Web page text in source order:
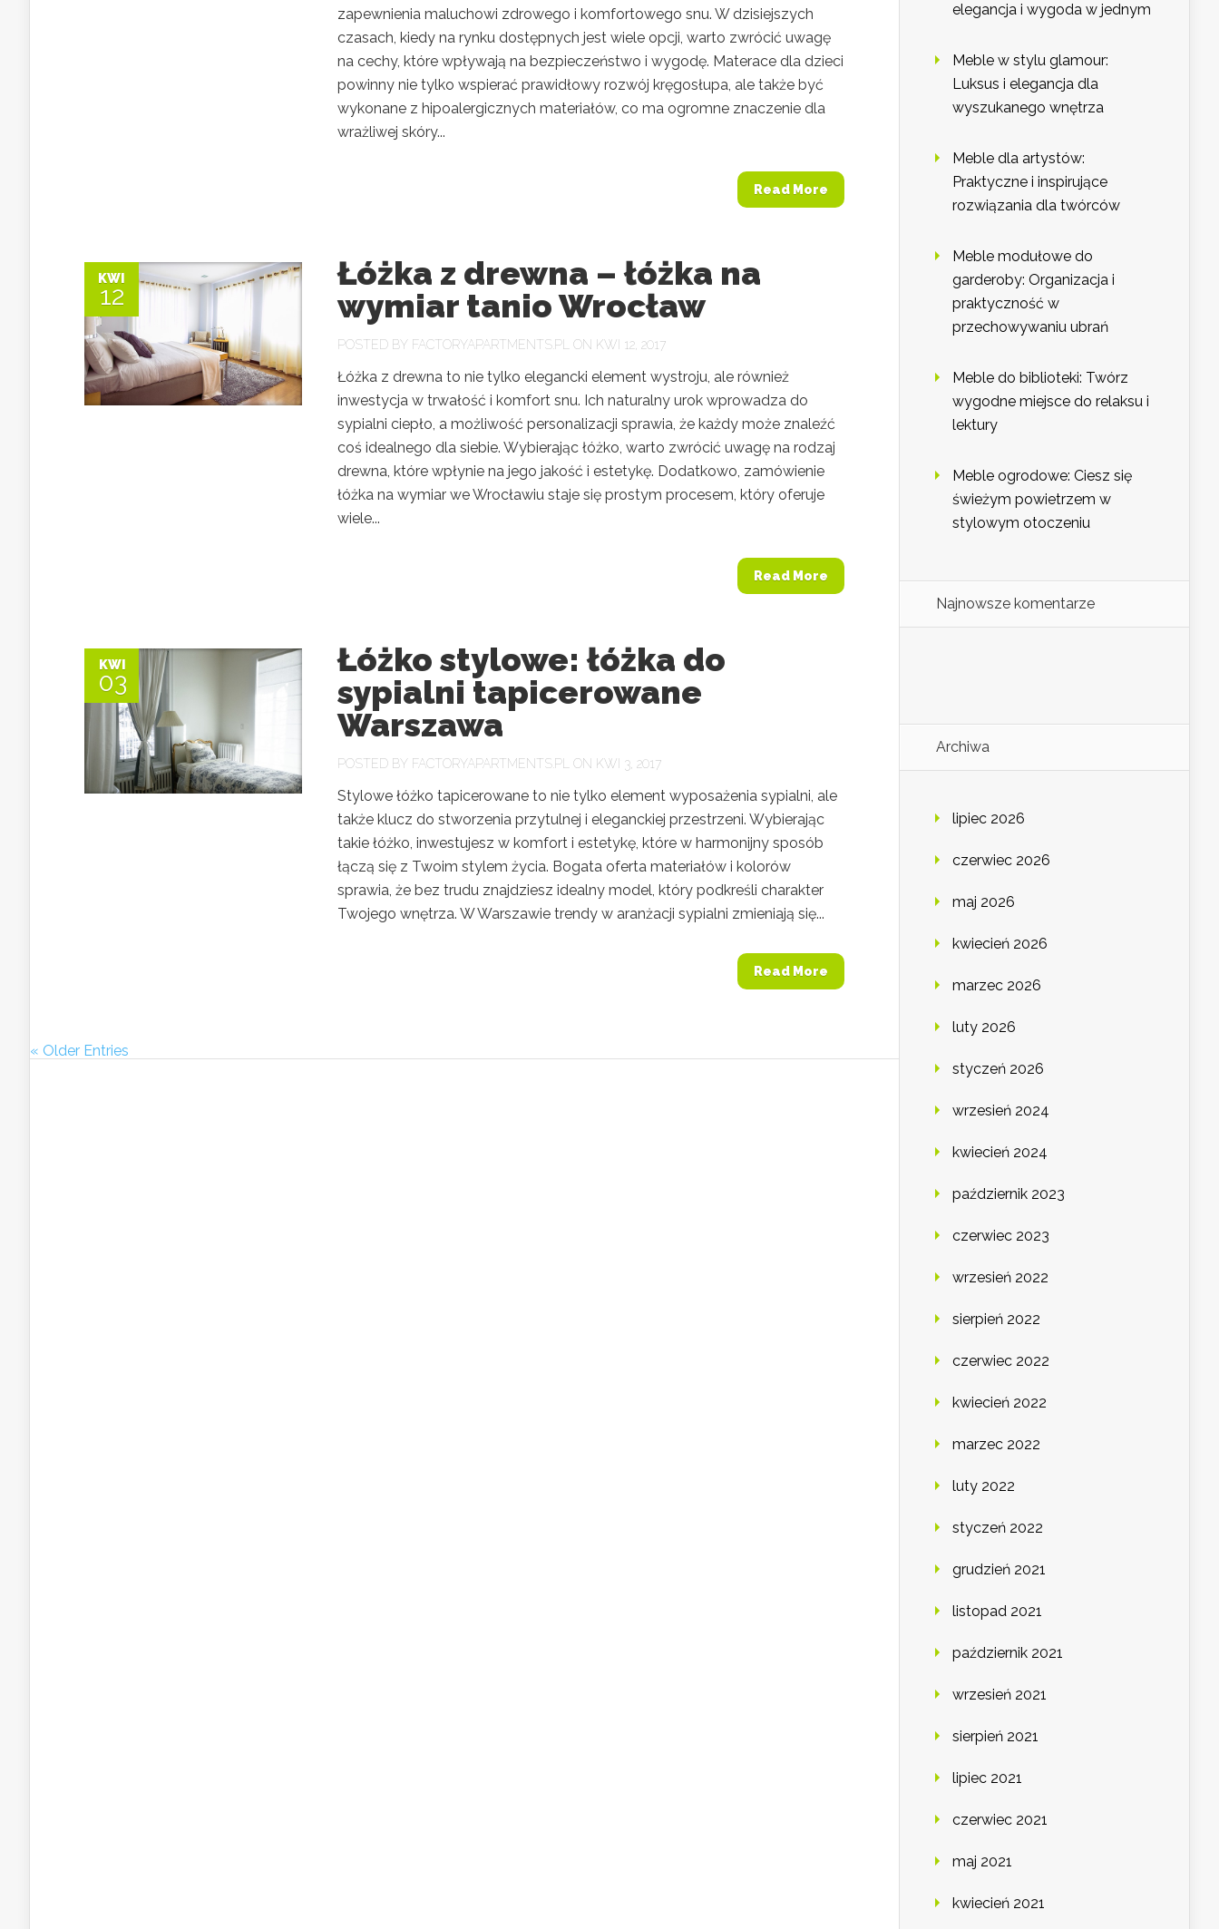
zapewnienia maluchowi zdrowego i komfortowego snu. W dzisiejszych
czasach, kiedy na rynku dostępnych jest wiele opcji, warto zwrócić uwagę
na cechy, które wpływają na bezpieczeństwo i wygodę. Materace dla dzieci
powinny nie tylko wspierać prawidłowy rozwój kręgosłupa, ale także być
wykonane z hipoalergicznych materiałów, co ma ogromne znaczenie dla
wrażliwej skóry...
Read More
KWI
12
Łóżka z drewna – łóżka na
wymiar tanio Wrocław
POSTED BY FACTORYAPARTMENTS.PL ON KWI 12, 2017
Łóżka z drewna to nie tylko elegancki element wystroju, ale również
inwestycja w trwałość i komfort snu. Ich naturalny urok wprowadza do
sypialni ciepło, a możliwość personalizacji sprawia, że każdy może znaleźć
coś idealnego dla siebie. Wybierając łóżko, warto zwrócić uwagę na rodzaj
drewna, które wpłynie na jego jakość i estetykę. Dodatkowo, zamówienie
łóżka na wymiar we Wrocławiu staje się prostym procesem, który oferuje
wiele...
Read More
KWI
03
Łóżko stylowe: łóżka do
sypialni tapicerowane
Warszawa
POSTED BY FACTORYAPARTMENTS.PL ON KWI 3, 2017
Stylowe łóżko tapicerowane to nie tylko element wyposażenia sypialni, ale
także klucz do stworzenia przytulnej i eleganckiej przestrzeni. Wybierając
takie łóżko, inwestujesz w komfort i estetykę, które w harmonijny sposób
łączą się z Twoim stylem życia. Bogata oferta materiałów i kolorów
sprawia, że bez trudu znajdziesz idealny model, który podkreśli charakter
Twojego wnętrza. W Warszawie trendy w aranżacji sypialni zmieniają się...
Read More
« Older Entries
elegancja i wygoda w jednym
Meble w stylu glamour:
Luksus i elegancja dla
wyszukanego wnętrza
Meble dla artystów:
Praktyczne i inspirujące
rozwiązania dla twórców
Meble modułowe do
garderoby: Organizacja i
praktyczność w
przechowywaniu ubrań
Meble do biblioteki: Twórz
wygodne miejsce do relaksu i
lektury
Meble ogrodowe: Ciesz się
świeżym powietrzem w
stylowym otoczeniu
Najnowsze komentarze
Archiwa
lipiec 2026
czerwiec 2026
maj 2026
kwiecień 2026
marzec 2026
luty 2026
styczeń 2026
wrzesień 2024
kwiecień 2024
październik 2023
czerwiec 2023
wrzesień 2022
sierpień 2022
czerwiec 2022
kwiecień 2022
marzec 2022
luty 2022
styczeń 2022
grudzień 2021
listopad 2021
październik 2021
wrzesień 2021
sierpień 2021
lipiec 2021
czerwiec 2021
maj 2021
kwiecień 2021